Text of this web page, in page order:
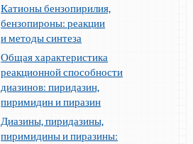
Катионы бензопирилия,
бензопироны: реакции
и методы синтеза
Общая характеристика
реакционной способности
диазинов: пиридазин,
пиримидин и пиразин
Диазины, пиридазины,
пиримидины и пиразины: